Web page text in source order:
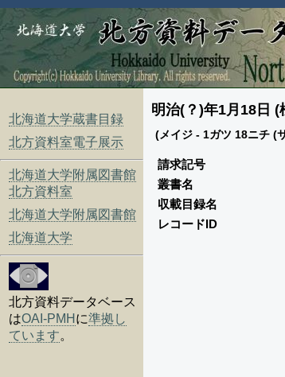
北海道大学蔵書目録
北方資料室電子展示
北海道大学附属図書館
北方資料室
北海道大学附属図書館
北海道大学
北方資料データベース
はOAI-PMH に準拠し
ています。
明治(？)年1月18日
(メイジ - 1ガツ 18ニチ (
請求記号
叢書名
収載目録名
レコードID